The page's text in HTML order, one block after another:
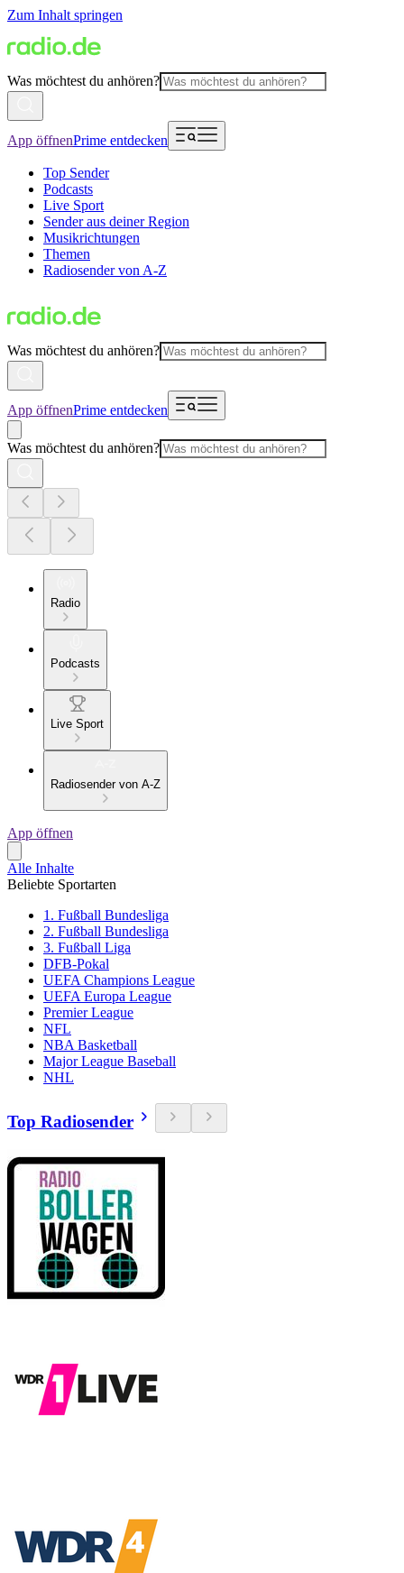
Zum Inhalt springen
Was möchtest du anhören?
App öffnenPrime entdecken
Top Sender
Podcasts
Live Sport
Sender aus deiner Region
Musikrichtungen
Themen
Radiosender von A-Z
Was möchtest du anhören?
App öffnenPrime entdecken
Was möchtest du anhören?
Radio
Podcasts
Live Sport
Radiosender von A-Z
App öffnen
Alle Inhalte
Beliebte Sportarten
1. Fußball Bundesliga
2. Fußball Bundesliga
3. Fußball Liga
DFB-Pokal
UEFA Champions League
UEFA Europa League
Premier League
NFL
NBA Basketball
Major League Baseball
NHL
Top Radiosender